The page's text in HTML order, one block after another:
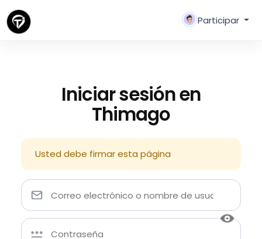
Participar
Iniciar sesión en
Thimago
Usted debe firmar esta página